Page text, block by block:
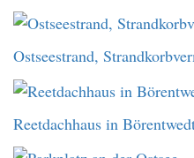
Ostseestrand,
Reetdachhaus in